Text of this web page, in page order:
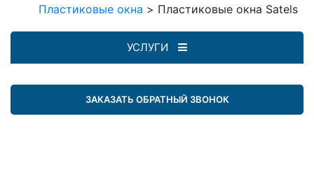
Пластиковые окна > Пластиковые окна Satels
УСЛУГИ
ЗАКАЗАТЬ ОБРАТНЫЙ ЗВОНОК